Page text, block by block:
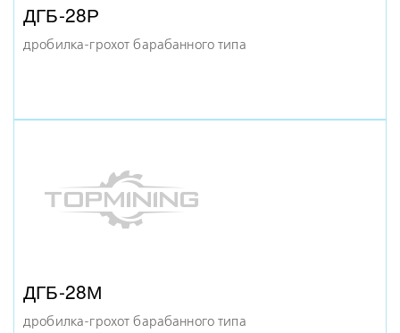
конусная дробилка
ДГБ-28Р
дробилка-грохот барабанного типа
ДГБ-28М
дробилка-грохот барабанного типа